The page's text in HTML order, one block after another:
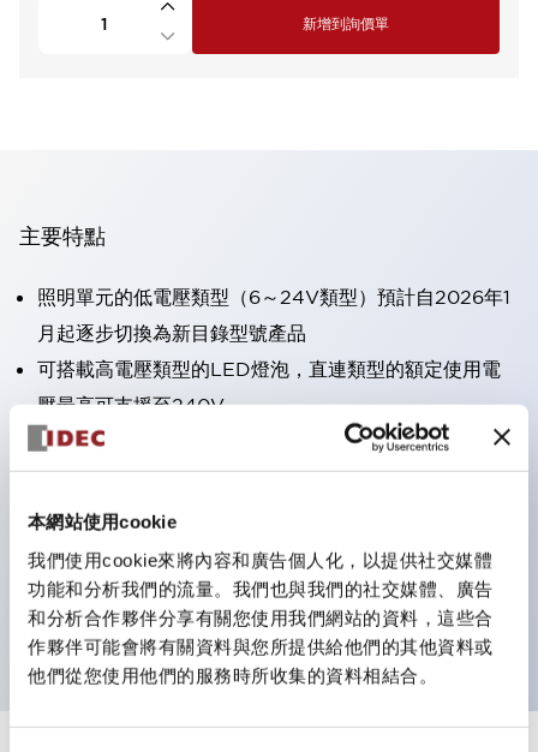
本網站使用cookie
我們使用cookie來將內容和廣告個人化，以提供社交媒體
功能和分析我們的流量。我們也與我們的社交媒體、廣告
和分析合作夥伴分享有關您使用我們網站的資料，這些合
作夥伴可能會將有關資料與您所提供給他們的其他資料或
他們從您使用他們的服務時所收集的資料相結合。
新增到詢價單
主要特點
照明單元的低電壓類型（6～24V類型）預計自2026年1
月起逐步切換為新目錄型號產品
可搭載高電壓類型的LED燈泡，直連類型的額定使用電
壓最高可支援至240V。
不需要端子蓋。（不包括指示燈的直連類型）
大幅減少圓形壓著端子的配線工時。
一顆LED燈泡（LSRD燈泡）可實現六種顏色的功能。過
去每種顏色分開的LED燈泡，現在可用一顆單色LED燈
泡表現各種顏色。
UL、CSA、TÜV、CCC認證品。（部分機種除外）